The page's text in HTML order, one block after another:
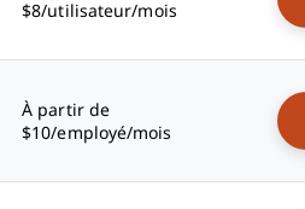
$8/utilisateur/mois
À partir de
$10/employé/mois